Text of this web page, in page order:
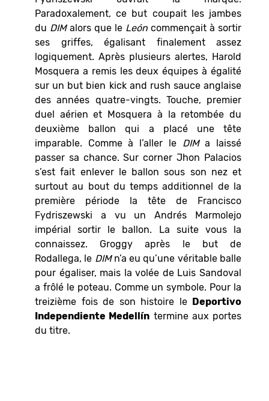
Paradoxalement, ce but coupait les jambes
du DIMalors que le León commençait à sortir
ses griffes, égalisant finalement assez
logiquement. Après plusieurs alertes, Harold
Mosquera a remis les deux équipes à égalité
sur un but bien kick and rush sauce anglaise
des années quatre-vingts. Touche, premier
duel aérien et Mosquera à la retombée du
deuxième ballon qui a placé une tête
imparable. Comme à l’aller le DIMa laissé
passer sa chance. Sur corner Jhon Palacios
s’est fait enlever le ballon sous son nez et
surtout au bout du temps additionnel de la
première période la tête de Francisco
Fydriszewski a vu un Andrés Marmolejo
impérial sortir le ballon. La suite vous la
connaissez. Groggy après le but de
Rodallega, le DIMn’a eu qu’une véritable balle
pour égaliser, mais la volée de Luis Sandoval
a frôlé le poteau. Comme un symbole. Pour la
treizième fois de son histoire le Deportivo
Independiente Medellín termine aux portes
du titre.